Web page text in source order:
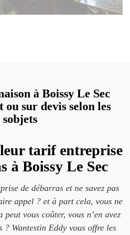
à Boissy Le Sec
sur devis selon les
sobjets
tarif entreprise
à Boissy Le Sec
de débarras et ne savez pas
appel ? et à part cela, vous ne
peut vous coûter, vous n’en avez
? Wantestin Eddy vous offre les